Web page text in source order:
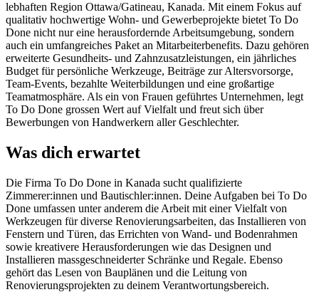
lebhaften Region Ottawa/Gatineau, Kanada. Mit einem Fokus auf
qualitativ hochwertige Wohn- und Gewerbeprojekte bietet To Do
Done nicht nur eine herausfordernde Arbeitsumgebung, sondern
auch ein umfangreiches Paket an Mitarbeiterbenefits. Dazu gehören
erweiterte Gesundheits- und Zahnzusatzleistungen, ein jährliches
Budget für persönliche Werkzeuge, Beiträge zur Altersvorsorge,
Team-Events, bezahlte Weiterbildungen und eine großartige
Teamatmosphäre. Als ein von Frauen geführtes Unternehmen, legt
To Do Done grossen Wert auf Vielfalt und freut sich über
Bewerbungen von Handwerkern aller Geschlechter.
Was dich erwartet
Die Firma To Do Done in Kanada sucht qualifizierte
Zimmerer:innen und Bautischler:innen. Deine Aufgaben bei To Do
Done umfassen unter anderem die Arbeit mit einer Vielfalt von
Werkzeugen für diverse Renovierungsarbeiten, das Installieren von
Fenstern und Türen, das Errichten von Wand- und Bodenrahmen
sowie kreativere Herausforderungen wie das Designen und
Installieren massgeschneiderter Schränke und Regale. Ebenso
gehört das Lesen von Bauplänen und die Leitung von
Renovierungsprojekten zu deinem Verantwortungsbereich.